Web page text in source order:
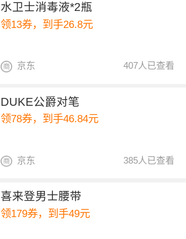
水卫士消毒液*2瓶
领13券，到手26.8元
407人已查看
京东
DUKE公爵对笔
领78券，到手46.84元
385人已查看
京东
喜来登男士腰带
领179券，到手49元